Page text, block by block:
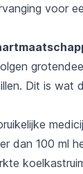
voor
Dit is wat
dan 100 ml